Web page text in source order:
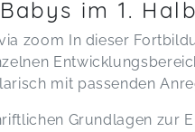
im 1.
zoom In dieser
mit passenden
Grundlagen zur